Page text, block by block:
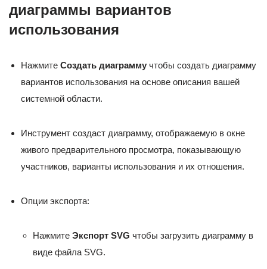
диаграммы вариантов
использования
Нажмите Создать диаграмму чтобы создать диаграмму
вариантов использования на основе описания вашей
системной области.
Инструмент создаст диаграмму, отображаемую в окне
живого предварительного просмотра, показывающую
участников, варианты использования и их отношения.
Опции экспорта:
Нажмите Экспорт SVG чтобы загрузить диаграмму в
виде файла SVG.